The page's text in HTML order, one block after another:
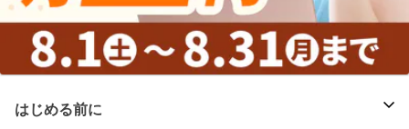
はじめる前に